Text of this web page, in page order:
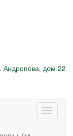
Андропова, дом 22